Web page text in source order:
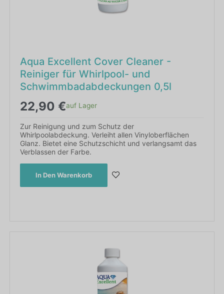
Aqua Excellent Cover Cleaner -
Reiniger für Whirlpool- und
Schwimmbadabdeckungen 0,5l
22,90 €auf Lager
Zur Reinigung und zum Schutz der
Whirlpoolabdeckung. Verleiht allen Vinyloberflächen
Glanz. Bietet eine Schutzschicht und verlangsamt das
Verblassen der Farbe.
In Den Warenkorb